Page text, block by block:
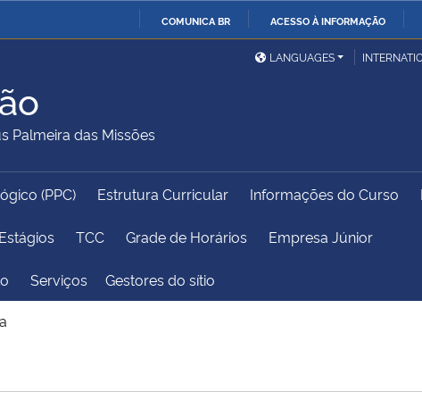
COMUNICA BR ACESSO À INFORMAÇÃO
Ministério da Defesa
Ministério das Relações
Exteriores
Ministério do
Desenvolvimento Regional
Controladoria-Geral da
União
Advocacia-Geral da União Banco Central do Brasil
LANGUAGES
Palmeira das Missões
(PPC) Estrutura Curricular Informações do Curso
Estágios TCC Grade de Horários Empresa Júnior
Serviços Gestores do sítio